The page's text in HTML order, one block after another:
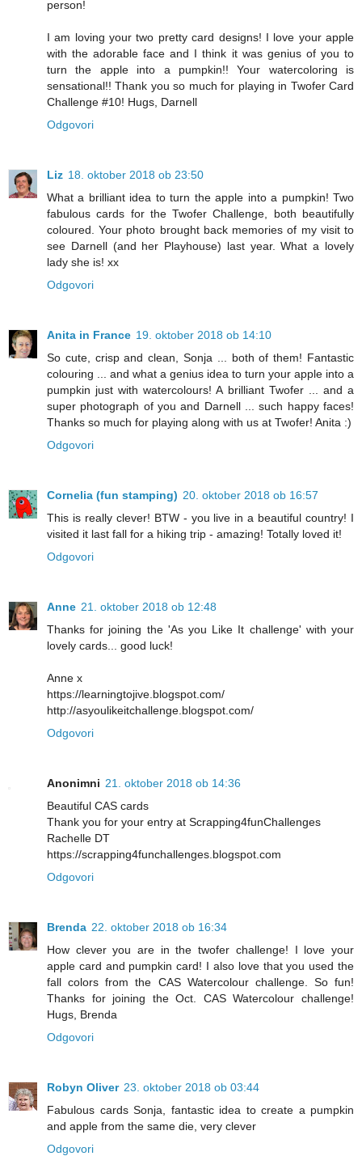
person!
I am loving your two pretty card designs! I love your apple
with the adorable face and I think it was genius of you to
turn the apple into a pumpkin!! Your watercoloring is
sensational!! Thank you so much for playing in Twofer Card
Challenge #10! Hugs, Darnell
Odgovori
Liz 18. oktober 2018 ob 23:50
What a brilliant idea to turn the apple into a pumpkin! Two
fabulous cards for the Twofer Challenge, both beautifully
coloured. Your photo brought back memories of my visit to
see Darnell (and her Playhouse) last year. What a lovely
lady she is! xx
Odgovori
Anita in France 19. oktober 2018 ob 14:10
So cute, crisp and clean, Sonja ... both of them! Fantastic
colouring ... and what a genius idea to turn your apple into a
pumpkin just with watercolours! A brilliant Twofer ... and a
super photograph of you and Darnell ... such happy faces!
Thanks so much for playing along with us at Twofer! Anita :)
Odgovori
Cornelia (fun stamping) 20. oktober 2018 ob 16:57
This is really clever! BTW - you live in a beautiful country! I
visited it last fall for a hiking trip - amazing! Totally loved it!
Odgovori
Anne 21. oktober 2018 ob 12:48
Thanks for joining the 'As you Like It challenge' with your
lovely cards... good luck!
Anne x
https://learningtojive.blogspot.com/
http://asyoulikeitchallenge.blogspot.com/
Odgovori
Anonimni 21. oktober 2018 ob 14:36
Beautiful CAS cards
Thank you for your entry at Scrapping4funChallenges
Rachelle DT
https://scrapping4funchallenges.blogspot.com
Odgovori
Brenda 22. oktober 2018 ob 16:34
How clever you are in the twofer challenge! I love your
apple card and pumpkin card! I also love that you used the
fall colors from the CAS Watercolour challenge. So fun!
Thanks for joining the Oct. CAS Watercolour challenge!
Hugs, Brenda
Odgovori
Robyn Oliver 23. oktober 2018 ob 03:44
Fabulous cards Sonja, fantastic idea to create a pumpkin
and apple from the same die, very clever
Odgovori